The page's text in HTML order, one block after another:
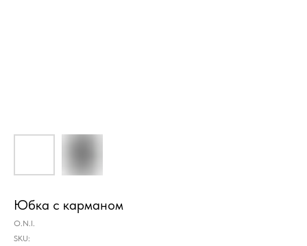
Юбка с карманом
O.N.I.
SKU: